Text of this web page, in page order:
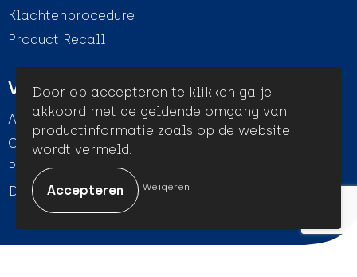
Klachtenprocedure
Product Recall
Veilig winkelen
Algemene voorwaarden
Cookieverklaring
Privacyverklaring
Disclaimer
Door op accepteren te klikken ga je
akkoord met de geldende omgang van
productinformatie zoals op de website
wordt vermeld.
Weigeren